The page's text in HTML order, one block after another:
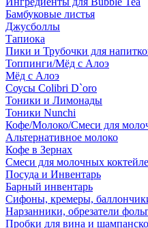
Бамбуковые листья
Джусболлы
Тапиока
Пики и Трубочки для
Топпинги/Мёд с Алоэ
Мёд с Алоэ
Соусы Colibri D`oro
Тоники и Лимонады
Тоники Nunchi
Кофе/Молоко/Смеси для
Альтернативное молоко
Кофе в Зернах
Смеси для молочных
Посуда и Инвентарь
Барный инвентарь
Сифоны, кремеры,
Нарзанники, обрезатели
Пробки для вина и